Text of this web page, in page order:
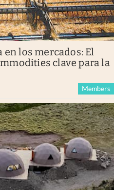
en los mercados: El
clave para la
Members